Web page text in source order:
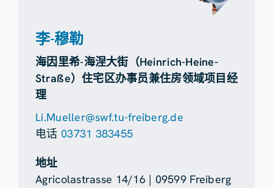
李-穆勒
海因里希-海涅大街（Heinrich-Heine-
Straße）住宅区办事员兼住房领域项目经
理
Li.Mueller@swf.tu-freiberg.de
电话 03731 383455
地址
Agricolastrasse 14/16 | 09599 Freiberg